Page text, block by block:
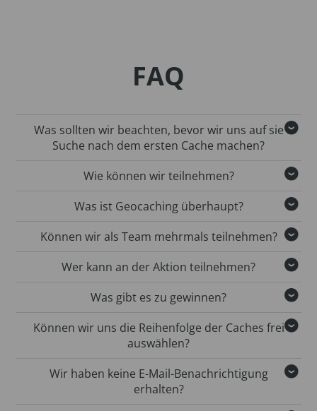
FAQ
Was sollten wir beachten, bevor wir uns auf sie
Suche nach dem ersten Cache machen?
Wie können wir teilnehmen?
Was ist Geocaching überhaupt?
Können wir als Team mehrmals teilnehmen?
Wer kann an der Aktion teilnehmen?
Was gibt es zu gewinnen?
Können wir uns die Reihenfolge der Caches frei
auswählen?
Wir haben keine E-Mail-Benachrichtigung
erhalten?